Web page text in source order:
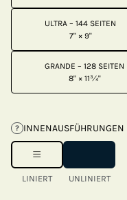
ULTRA – 144 SEITEN
7" × 9"
GRANDE – 128 SEITEN
8" × 11¾"
? INNENAUSFÜHRUNGEN
LINIERT UNLINIERT